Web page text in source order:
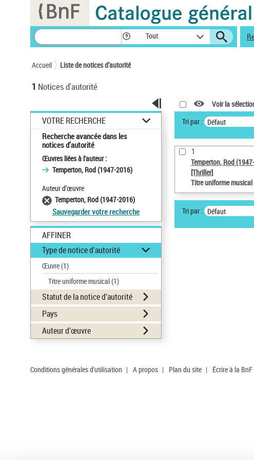
Tout
Accueil Liste de notices d’autorité
1 Notices d'autorité
VOTRE RECHERCHE
Recherche avancée dans les
notices d’autorité
Œuvres liées à l'auteur :
Temperton, Rod (1947-2016)
Auteur d’œuvre
Temperton, Rod (1947-2016)
Sauvegarder votre recherche
AFFINER
Type de notice d'autorité
Œuvre(1)
Titre uniforme musical(1)
Statut de la notice d’autorité
Pays
Auteur d’œuvre
Voir la
Tri par : Défaut
1
Temperton, Rod
[Thriller]
Titre uniforme musical
Tri par : Défaut
Conditions générales d'utilisation | A propos | Plan du site | Écrire à la BnF
Panneau de gestion des cookies